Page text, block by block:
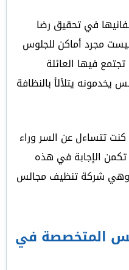
في تحقيق رضا
مجرد أماكن للجلوس
فيها العائلة
يتلألأ بالنظافة
كنت تتساءل عن السر وراء
تكمن الإجابة في هذه
وهي شركة تنظيف مجالس
المتخصصة في